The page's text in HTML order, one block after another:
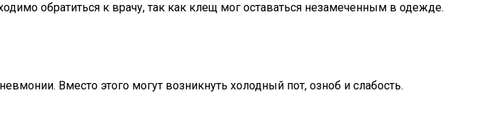
обратиться к врачу, так как клещ мог оставаться незамеченным в одежде.
Вместо этого могут возникнуть холодный пот, озноб и слабость.